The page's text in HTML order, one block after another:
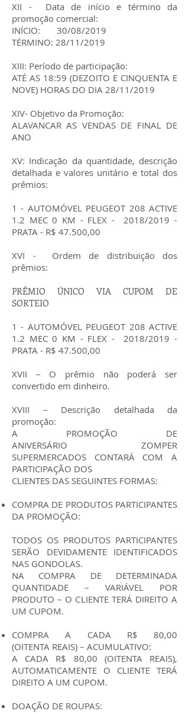
XII - Data de início e término da
promoção comercial:
INÍCIO: 30/08/2019
TÉRMINO: 28/11/2019
XIII: Período de participação:
ATÉ AS 18:59 (DEZOITO E CINQUENTA E
NOVE) HORAS DO DIA 28/11/2019
XIV- Objetivo da Promoção:
ALAVANCAR AS VENDAS DE FINAL DE
ANO
XV: Indicação da quantidade, descrição
detalhada e valores unitário e total dos
prêmios:
1 - AUTOMÓVEL PEUGEOT 208 ACTIVE
1.2 MEC 0 KM - FLEX - 2018/2019 -
PRATA - R$ 47.500,00
XVI - Ordem de distribuição dos
prêmios:
PRÊMIO ÚNICO VIA CUPOM DE
SORTEIO
1 - AUTOMÓVEL PEUGEOT 208 ACTIVE
1.2 MEC0 KM - FLEX -
2018/2019 -
PRATA - R$ 47.500,00
XVII – O prêmio não poderá ser
convertido em dinheiro.
XVIII – Descrição detalhada da
promoção:
A PROMOÇÃO DE
ANIVERSÁRIO ZOMPER
SUPERMERCADOS CONTARÁ COM A
PARTICIPAÇÃO DOS
CLIENTES DAS SEGUINTES FORMAS:
COMPRA DE PRODUTOS PARTICIPANTES
DA PROMOÇÃO:
TODOS OS PRODUTOS PARTICIPANTES
SERÃO DEVIDAMENTE IDENTIFICADOS
NAS GONDOLAS.
NA COMPRA DE DETERMINADA
QUANTIDADE – VARIÁVEL POR
PRODUTO – O CLIENTE TERÁ DIREITO A
UM CUPOM.
COMPRA A CADA R$ 80,00
(OITENTA REAIS) – ACUMULATIVO:
A CADA R$ 80,00 (OITENTA REAIS),
AUTOMATICAMENTE O CLIENTE TERÁ
DIREITO A UM CUPOM.
DOAÇÃO DE ROUPAS: